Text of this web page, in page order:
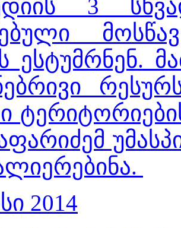
3
ესტუმრნენ.
2014